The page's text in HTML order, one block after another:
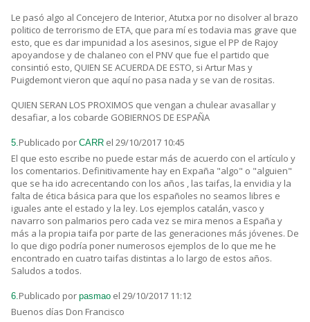
Le pasó algo al Concejero de Interior, Atutxa por no disolver al brazo
politico de terrorismo de ETA, que para mí es todavia mas grave que
esto, que es dar impunidad a los asesinos, sigue el PP de Rajoy
apoyandose y de chalaneo con el PNV que fue el partido que
consintió esto, QUIEN SE ACUERDA DE ESTO, si Artur Mas y
Puigdemont vieron que aquí no pasa nada y se van de rositas.
QUIEN SERAN LOS PROXIMOS que vengan a chulear avasallar y
desafiar, a los cobarde GOBIERNOS DE ESPAÑA
5.Publicado por CARR el 29/10/2017 10:45
El que esto escribe no puede estar más de acuerdo con el artículo y
los comentarios. Definitivamente hay en Expaña "algo" o "alguien"
que se ha ido acrecentando con los años , las taifas, la envidia y la
falta de ética básica para que los españoles no seamos libres e
iguales ante el estado y la ley. Los ejemplos catalán, vasco y
navarro son palmarios pero cada vez se mira menos a España y
más a la propia taifa por parte de las generaciones más jóvenes. De
lo que digo podría poner numerosos ejemplos de lo que me he
encontrado en cuatro taifas distintas a lo largo de estos años.
Saludos a todos.
6.Publicado por pasmao el 29/10/2017 11:12
Buenos días Don Francisco